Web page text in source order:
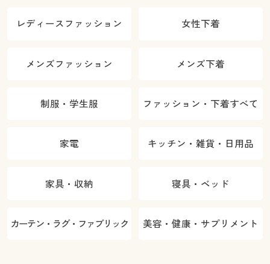
レディースファッション 女性下着
メンズファッション メンズ下着
制服・学生服 ファッション・下着すべて
家電 キッチン・雑貨・日用品
家具・収納 寝具・ベッド
カーテン・ラグ・ファブリック 美容・健康・サプリメント